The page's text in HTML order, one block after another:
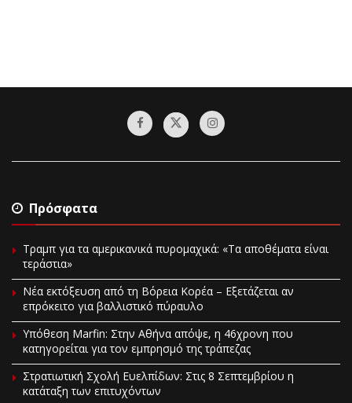
Πρόσφατα
Τραμπ για τα αμερικανικά πυρομαχικά: «Τα αποθέματα είναι
τεράστια»
Νέα εκτόξευση από τη Βόρεια Κορέα – Εξετάζεται αν
επρόκειτο για βαλλιστικό πύραυλο
Υπόθεση Marfin: Στην Αθήνα απόψε, η 46χρονη που
κατηγορείται για τον εμπρησμό της τράπεζας
Στρατιωτική Σχολή Ευελπίδων: Στις 8 Σεπτεμβρίου η
κατάταξη των επιτυχόντων